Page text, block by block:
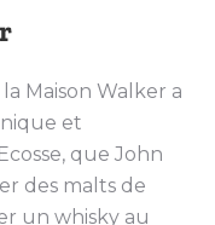
Maison Walker a
et
que John
des malts de
un whisky au